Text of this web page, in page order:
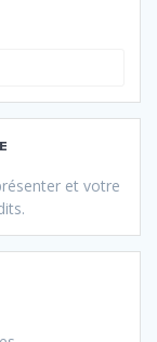
et votre